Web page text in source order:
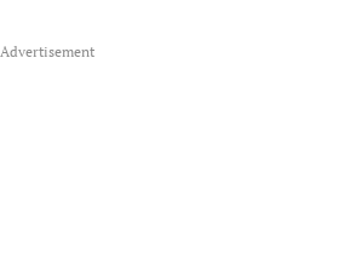
Advertisement